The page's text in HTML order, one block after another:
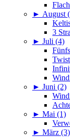
► August
3
► Juli (4)
► Juni (2)
► Mai (1)
► März (3)